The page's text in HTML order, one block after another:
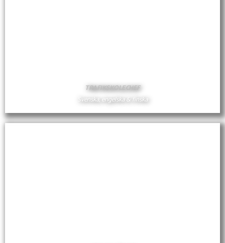
TRAFIKSKOLECHEF
Svenska, engelska & finska